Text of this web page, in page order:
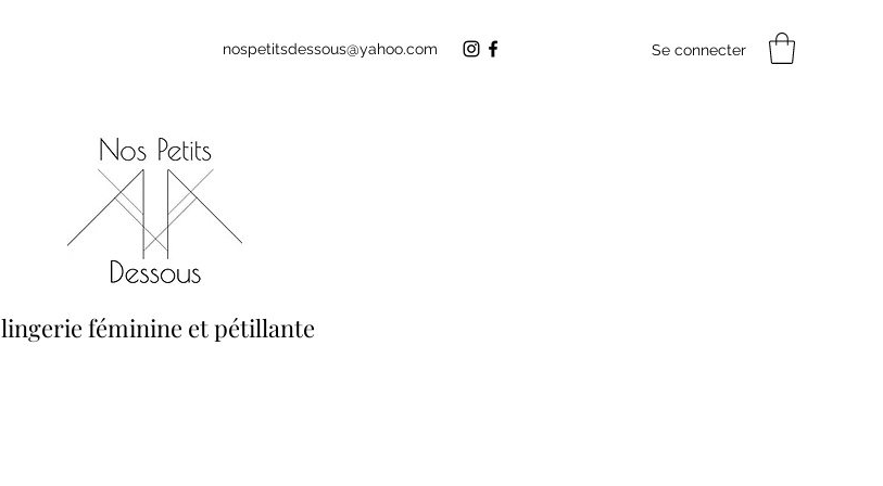
nospetitsdessous@yahoo.com Se connecter
lingerie féminine et pétillante